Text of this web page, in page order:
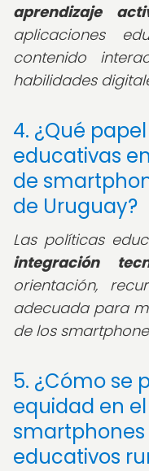
aprendizaje
aplicaciones
contenido
habilidades
4. ¿Qué
educativas
de
de Uruguay?
Las políticas
integración
orientación,
adecuada para
de los
5. ¿Cómo se
equidad en
educativos